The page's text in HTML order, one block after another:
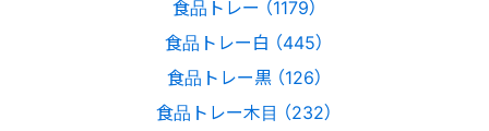
食品トレー （1179）
食品トレー白 （445）
食品トレー黒 （126）
食品トレー木目 （232）